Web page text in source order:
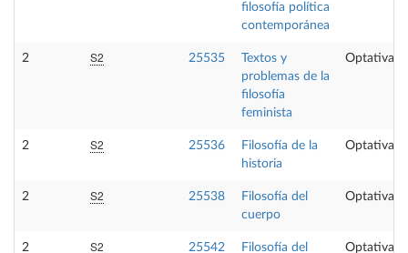
filosofía política
contemporánea
2 S2 25535
Textos y
problemas de la
filosofía
feminista
Optativa
2 S2 25536
Filosofía de la
historia
Optativa
2 S2 25538
Filosofía del
cuerpo
Optativa
2 S2 25542
Filosofía del
Optativa